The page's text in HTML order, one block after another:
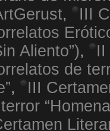
,
III
Aliento”),
II
de
,
III